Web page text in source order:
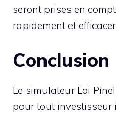
seront prises en
rapidement et
Conclusion
Le simulateur Loi
pour tout